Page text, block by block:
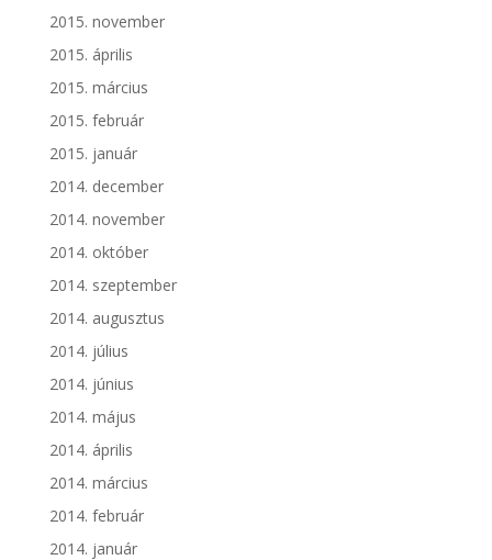
2015. november
2015. április
2015. március
2015. február
2015. január
2014. december
2014. november
2014. október
2014. szeptember
2014. augusztus
2014. július
2014. június
2014. május
2014. április
2014. március
2014. február
2014. január